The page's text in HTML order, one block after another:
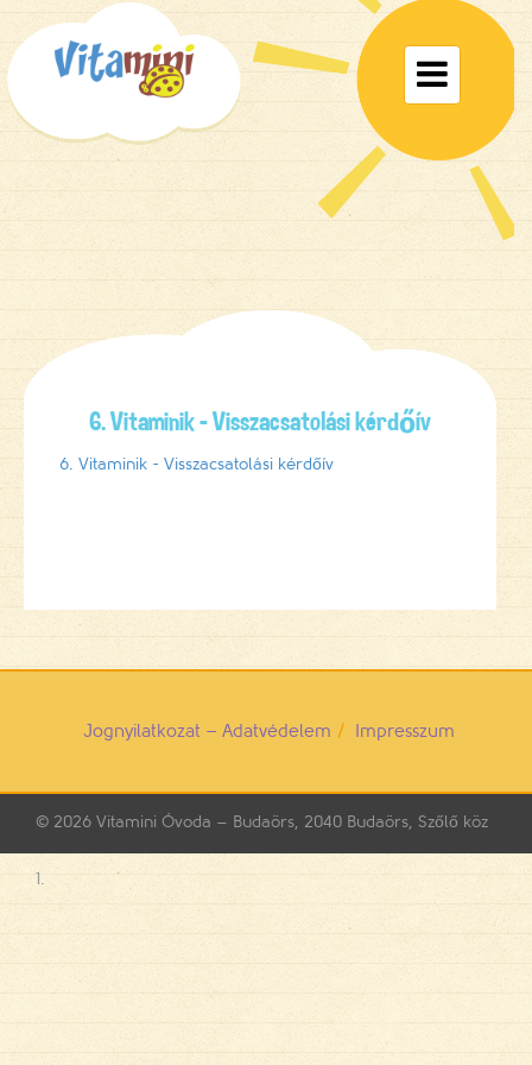
Toggle

6. Vitaminik – Visszacsatolási kérdőív
6. Vitaminik - Visszacsatolási kérdőív
Jognyilatkozat – Adatvédelem Impresszum
© 2026 Vitamini Óvoda – Budaörs, 2040 Budaörs, Szőlő köz
1.